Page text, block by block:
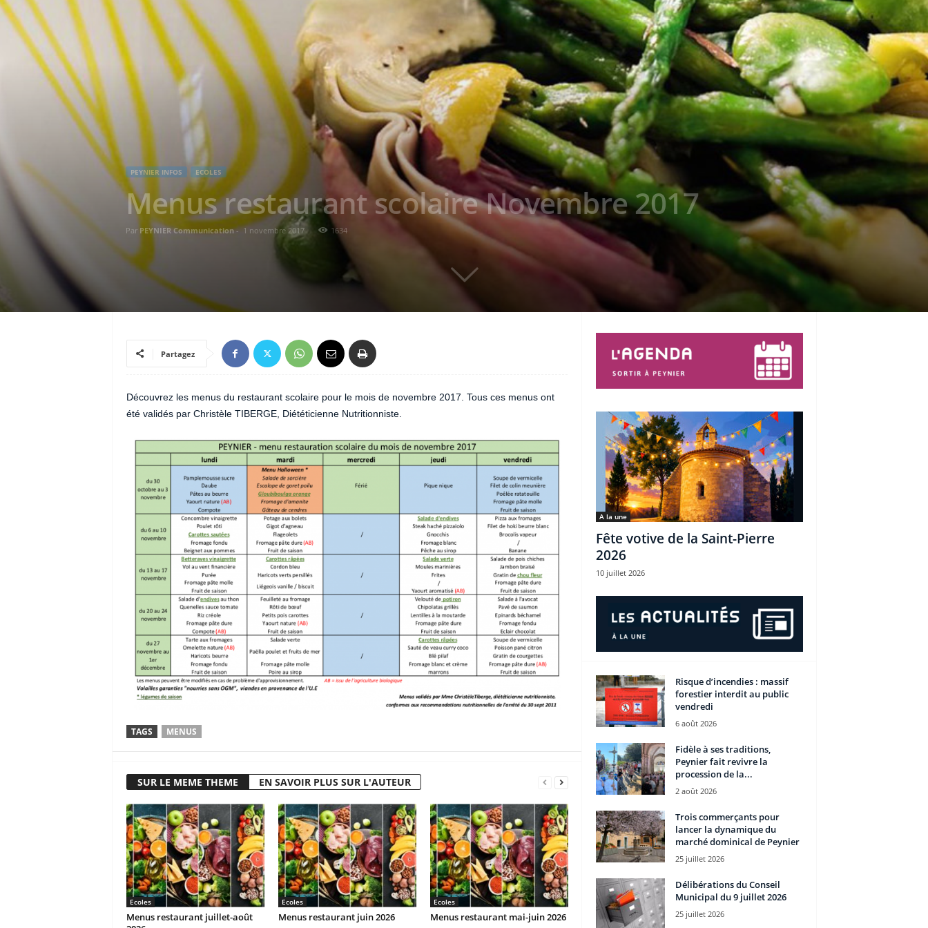
PEYNIER INFOS ECOLES
Menus restaurant scolaire Novembre 2017
Par PEYNIER Communication- 1 novembre 2017 1634
Partagez
Découvrez les menus du restaurant scolaire pour le mois de novembre 2017. Tous ces menus ont
été validés par Christèle TIBERGE, Diététicienne Nutritionniste.
TAGS MENUS
SUR LE MEME THEME EN SAVOIR PLUS SUR L'AUTEUR
Ecoles
Menus restaurant juillet-août
Ecoles
Menus restaurant juin 2026
Ecoles
Menus restaurant mai-juin 2026
A la une
Fête votive de la Saint-Pierre
2026
10 juillet 2026
Risque d’incendies : massif
forestier interdit au public
vendredi
6 août 2026
Fidèle à ses traditions,
Peynier fait revivre la
procession de la...
2 août 2026
Trois commerçants pour
lancer la dynamique du
marché dominical de Peynier
25 juillet 2026
Délibérations du Conseil
Municipal du 9 juillet 2026
25 juillet 2026